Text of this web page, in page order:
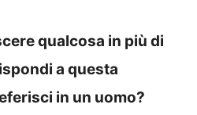
qualcosa in più di
a questa
in un uomo?